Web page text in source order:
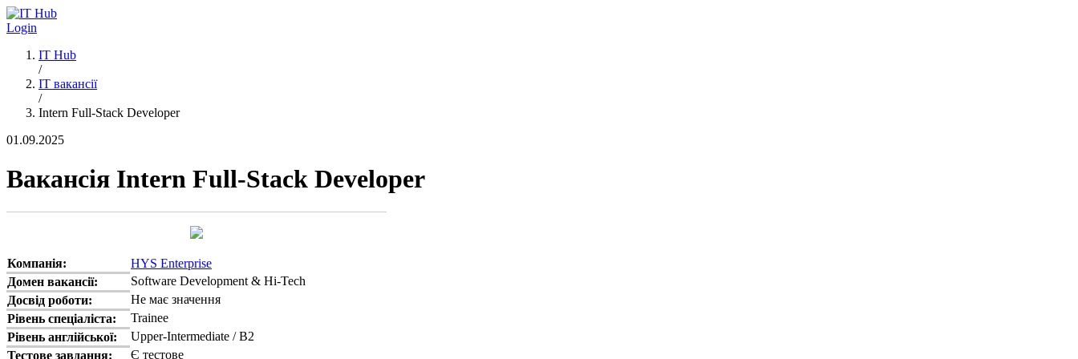
Перейти до основного вмісту
Login
IT Hub
/
IT вакансії
/
Intern Full-Stack Developer
01.09.2025
Вакансія Intern Full-Stack Developer
Компанія:
HYS Enterprise
Домен вакансії:
Software Development & Hi-Tech
Досвід роботи:
Не має значення
Рівень спеціаліста:
Trainee
Рівень англійської:
Upper-Intermediate / B2
Тестове завдання:
Є тестове